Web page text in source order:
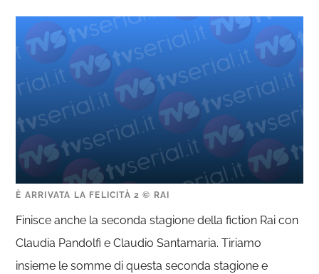
È ARRIVATA LA FELICITÀ 2 © RAI
Finisce anche la seconda stagione della fiction Rai con
Claudia Pandolfi e Claudio Santamaria. Tiriamo
insieme le somme di questa seconda stagione e